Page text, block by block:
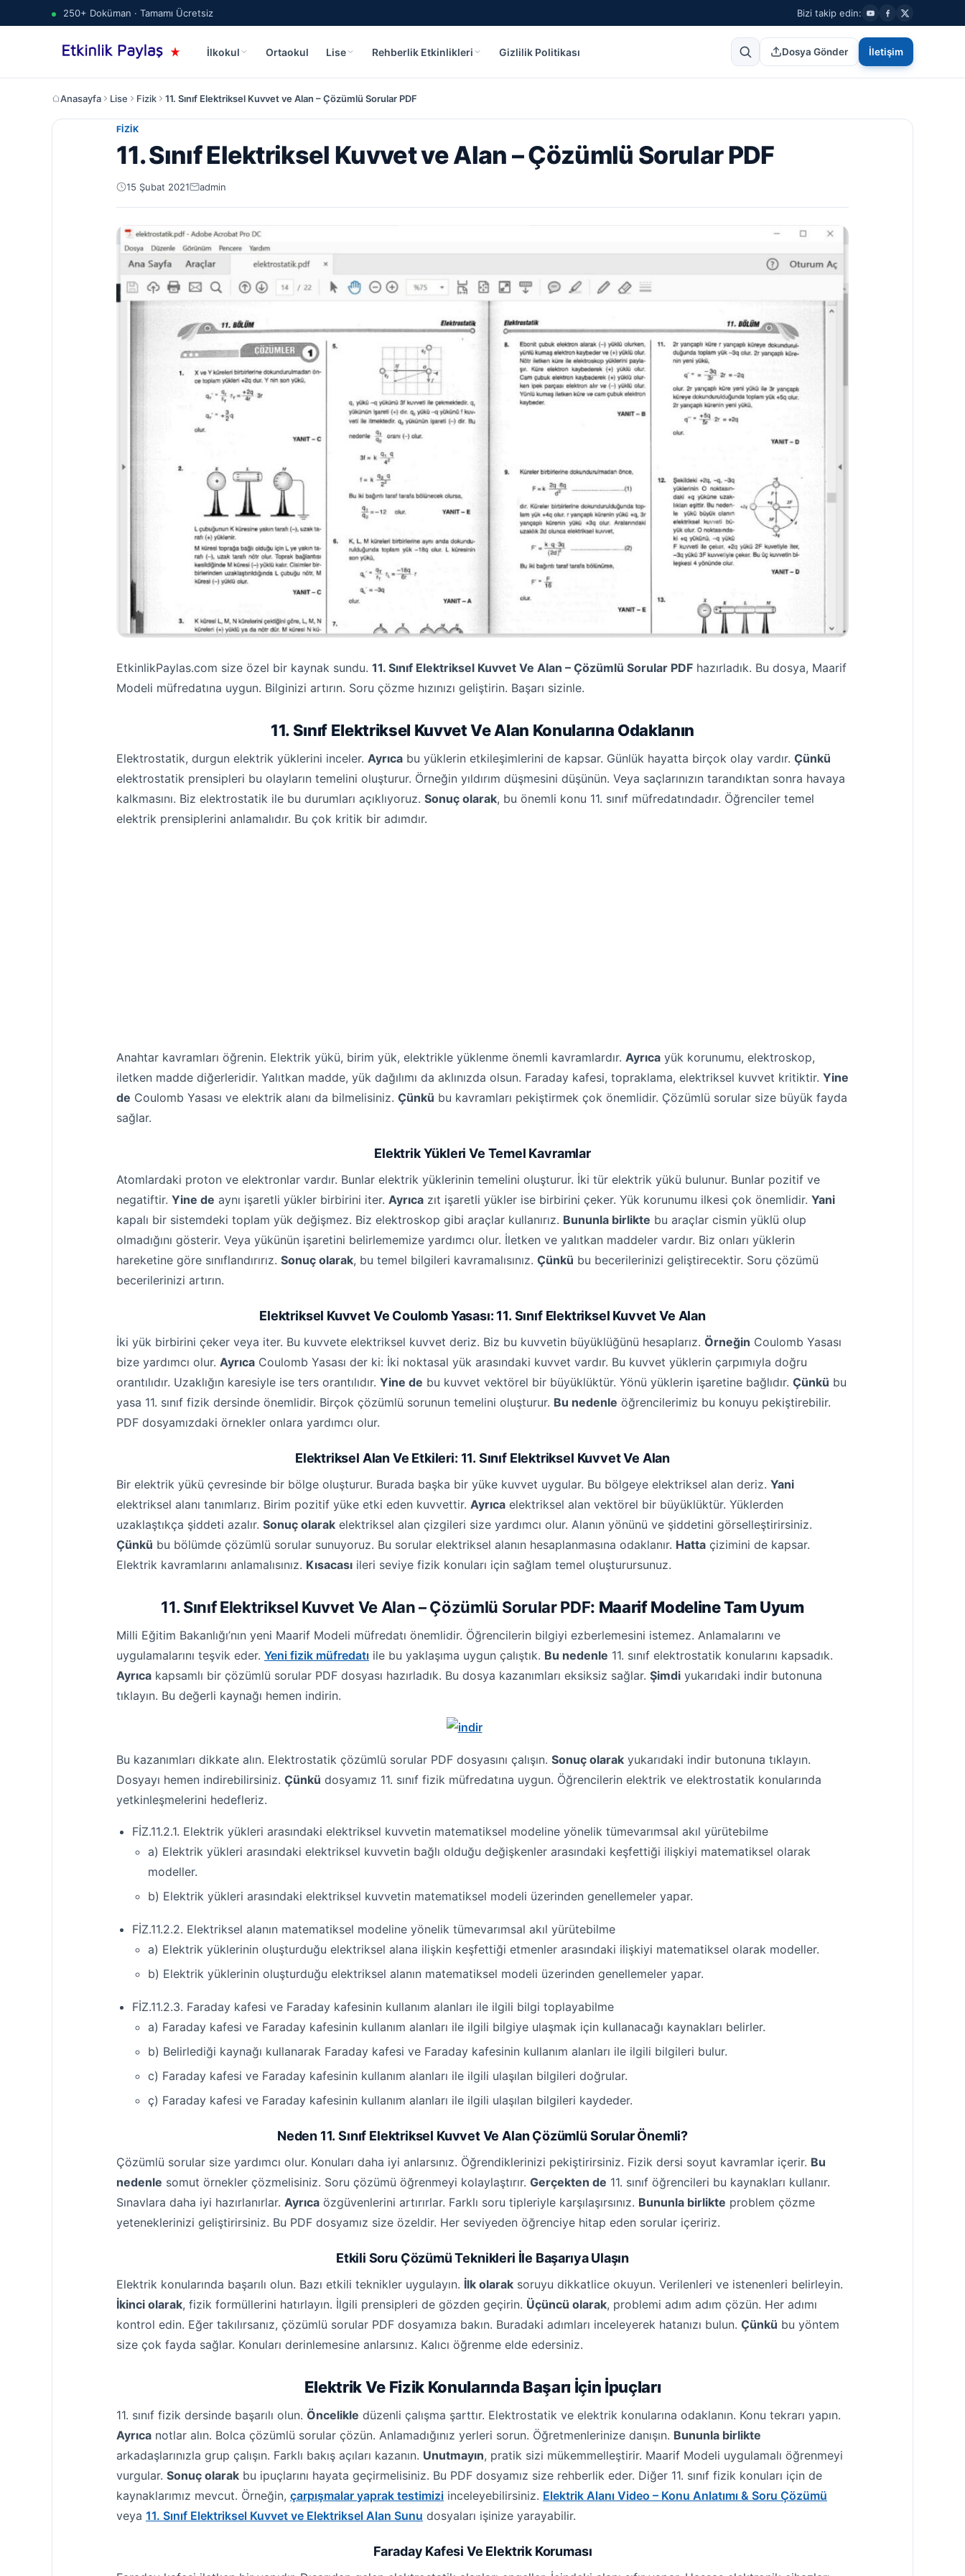
250+ Doküman · Tamamı Ücretsiz Bizi takip edin:
İlkokul Ortaokul Lise Rehberlik Etkinlikleri Gizlilik Politikası Dosya Gönder İletişim
Anasayfa Lise Fizik 11. Sınıf Elektriksel Kuvvet ve Alan – Çözümlü Sorular PDF
FIZIK
11. Sınıf Elektriksel Kuvvet ve Alan – Çözümlü Sorular PDF
15 Şubat 2021 admin
EtkinlikPaylas.com size özel bir kaynak sundu. 11. Sınıf Elektriksel Kuvvet Ve Alan – Çözümlü Sorular PDF hazırladık. Bu dosya, Maarif
Modeli müfredatına uygun. Bilginizi artırın. Soru çözme hızınızı geliştirin. Başarı sizinle.
11. Sınıf Elektriksel Kuvvet Ve Alan Konularına Odaklanın
Elektrostatik, durgun elektrik yüklerini inceler. Ayrıca bu yüklerin etkileşimlerini de kapsar. Günlük hayatta birçok olay vardır. Çünkü
elektrostatik prensipleri bu olayların temelini oluşturur. Örneğin yıldırım düşmesini düşünün. Veya saçlarınızın tarandıktan sonra havaya
kalkmasını. Biz elektrostatik ile bu durumları açıklıyoruz. Sonuç olarak, bu önemli konu 11. sınıf müfredatındadır. Öğrenciler temel
elektrik prensiplerini anlamalıdır. Bu çok kritik bir adımdır.
Anahtar kavramları öğrenin. Elektrik yükü, birim yük, elektrikle yüklenme önemli kavramlardır. Ayrıca yük korunumu, elektroskop,
iletken madde diğerleridir. Yalıtkan madde, yük dağılımı da aklınızda olsun. Faraday kafesi, topraklama, elektriksel kuvvet kritiktir. Yine
de Coulomb Yasası ve elektrik alanı da bilmelisiniz. Çünkü bu kavramları pekiştirmek çok önemlidir. Çözümlü sorular size büyük fayda
sağlar.
Elektrik Yükleri Ve Temel Kavramlar
Atomlardaki proton ve elektronlar vardır. Bunlar elektrik yüklerinin temelini oluşturur. İki tür elektrik yükü bulunur. Bunlar pozitif ve
negatiftir. Yine de aynı işaretli yükler birbirini iter. Ayrıca zıt işaretli yükler ise birbirini çeker. Yük korunumu ilkesi çok önemlidir. Yani
kapalı bir sistemdeki toplam yük değişmez. Biz elektroskop gibi araçlar kullanırız. Bununla birlikte bu araçlar cismin yüklü olup
olmadığını gösterir. Veya yükünün işaretini belirlememize yardımcı olur. İletken ve yalıtkan maddeler vardır. Biz onları yüklerin
hareketine göre sınıflandırırız. Sonuç olarak, bu temel bilgileri kavramalısınız. Çünkü bu becerilerinizi geliştirecektir. Soru çözümü
becerilerinizi artırın.
Elektriksel Kuvvet Ve Coulomb Yasası: 11. Sınıf Elektriksel Kuvvet Ve Alan
İki yük birbirini çeker veya iter. Bu kuvvete elektriksel kuvvet deriz. Biz bu kuvvetin büyüklüğünü hesaplarız. Örneğin Coulomb Yasası
bize yardımcı olur. Ayrıca Coulomb Yasası der ki: İki noktasal yük arasındaki kuvvet vardır. Bu kuvvet yüklerin çarpımıyla doğru
orantılıdır. Uzaklığın karesiyle ise ters orantılıdır. Yine de bu kuvvet vektörel bir büyüklüktür. Yönü yüklerin işaretine bağlıdır. Çünkü bu
yasa 11. sınıf fizik dersinde önemlidir. Birçok çözümlü sorunun temelini oluşturur. Bu nedenle öğrencilerimiz bu konuyu pekiştirebilir.
PDF dosyamızdaki örnekler onlara yardımcı olur.
Elektriksel Alan Ve Etkileri: 11. Sınıf Elektriksel Kuvvet Ve Alan
Bir elektrik yükü çevresinde bir bölge oluşturur. Burada başka bir yüke kuvvet uygular. Bu bölgeye elektriksel alan deriz. Yani
elektriksel alanı tanımlarız. Birim pozitif yüke etki eden kuvvettir. Ayrıca elektriksel alan vektörel bir büyüklüktür. Yüklerden
uzaklaştıkça şiddeti azalır. Sonuç olarak elektriksel alan çizgileri size yardımcı olur. Alanın yönünü ve şiddetini görselleştirirsiniz.
Çünkü bu bölümde çözümlü sorular sunuyoruz. Bu sorular elektriksel alanın hesaplanmasına odaklanır. Hatta çizimini de kapsar.
Elektrik kavramlarını anlamalısınız. Kısacası ileri seviye fizik konuları için sağlam temel oluşturursunuz.
11. Sınıf Elektriksel Kuvvet Ve Alan – Çözümlü Sorular PDF: Maarif Modeline Tam Uyum
Milli Eğitim Bakanlığı’nın yeni Maarif Modeli müfredatı önemlidir. Öğrencilerin bilgiyi ezberlemesini istemez. Anlamalarını ve
uygulamalarını teşvik eder. Yeni fizik müfredatı ile bu yaklaşıma uygun çalıştık. Bu nedenle 11. sınıf elektrostatik konularını kapsadık.
Ayrıca kapsamlı bir çözümlü sorular PDF dosyası hazırladık. Bu dosya kazanımları eksiksiz sağlar. Şimdi yukarıdaki indir butonuna
tıklayın. Bu değerli kaynağı hemen indirin.
Bu kazanımları dikkate alın. Elektrostatik çözümlü sorular PDF dosyasını çalışın. Sonuç olarak yukarıdaki indir butonuna tıklayın.
Dosyayı hemen indirebilirsiniz. Çünkü dosyamız 11. sınıf fizik müfredatına uygun. Öğrencilerin elektrik ve elektrostatik konularında
yetkinleşmelerini hedefleriz.
FİZ.11.2.1. Elektrik yükleri arasındaki elektriksel kuvvetin matematiksel modeline yönelik tümevarımsal akıl yürütebilme
a) Elektrik yükleri arasındaki elektriksel kuvvetin bağlı olduğu değişkenler arasındaki keşfettiği ilişkiyi matematiksel olarak
modeller.
b) Elektrik yükleri arasındaki elektriksel kuvvetin matematiksel modeli üzerinden genellemeler yapar.
FİZ.11.2.2. Elektriksel alanın matematiksel modeline yönelik tümevarımsal akıl yürütebilme
a) Elektrik yüklerinin oluşturduğu elektriksel alana ilişkin keşfettiği etmenler arasındaki ilişkiyi matematiksel olarak modeller.
b) Elektrik yüklerinin oluşturduğu elektriksel alanın matematiksel modeli üzerinden genellemeler yapar.
FİZ.11.2.3. Faraday kafesi ve Faraday kafesinin kullanım alanları ile ilgili bilgi toplayabilme
a) Faraday kafesi ve Faraday kafesinin kullanım alanları ile ilgili bilgiye ulaşmak için kullanacağı kaynakları belirler.
b) Belirlediği kaynağı kullanarak Faraday kafesi ve Faraday kafesinin kullanım alanları ile ilgili bilgileri bulur.
c) Faraday kafesi ve Faraday kafesinin kullanım alanları ile ilgili ulaşılan bilgileri doğrular.
ç) Faraday kafesi ve Faraday kafesinin kullanım alanları ile ilgili ulaşılan bilgileri kaydeder.
Neden 11. Sınıf Elektriksel Kuvvet Ve Alan Çözümlü Sorular Önemli?
Çözümlü sorular size yardımcı olur. Konuları daha iyi anlarsınız. Öğrendiklerinizi pekiştirirsiniz. Fizik dersi soyut kavramlar içerir. Bu
nedenle somut örnekler çözmelisiniz. Soru çözümü öğrenmeyi kolaylaştırır. Gerçekten de 11. sınıf öğrencileri bu kaynakları kullanır.
Sınavlara daha iyi hazırlanırlar. Ayrıca özgüvenlerini artırırlar. Farklı soru tipleriyle karşılaşırsınız. Bununla birlikte problem çözme
yeteneklerinizi geliştirirsiniz. Bu PDF dosyamız size özeldir. Her seviyeden öğrenciye hitap eden sorular içeririz.
Etkili Soru Çözümü Teknikleri İle Başarıya Ulaşın
Elektrik konularında başarılı olun. Bazı etkili teknikler uygulayın. İlk olarak soruyu dikkatlice okuyun. Verilenleri ve istenenleri belirleyin.
İkinci olarak, fizik formüllerini hatırlayın. İlgili prensipleri de gözden geçirin. Üçüncü olarak, problemi adım adım çözün. Her adımı
kontrol edin. Eğer takılırsanız, çözümlü sorular PDF dosyamıza bakın. Buradaki adımları inceleyerek hatanızı bulun. Çünkü bu yöntem
size çok fayda sağlar. Konuları derinlemesine anlarsınız. Kalıcı öğrenme elde edersiniz.
Elektrik Ve Fizik Konularında Başarı İçin İpuçları
11. sınıf fizik dersinde başarılı olun. Öncelikle düzenli çalışma şarttır. Elektrostatik ve elektrik konularına odaklanın. Konu tekrarı yapın.
Ayrıca notlar alın. Bolca çözümlü sorular çözün. Anlamadığınız yerleri sorun. Öğretmenlerinize danışın. Bununla birlikte
arkadaşlarınızla grup çalışın. Farklı bakış açıları kazanın. Unutmayın, pratik sizi mükemmelleştirir. Maarif Modeli uygulamalı öğrenmeyi
vurgular. Sonuç olarak bu ipuçlarını hayata geçirmelisiniz. Bu PDF dosyamız size rehberlik eder. Diğer 11. sınıf fizik konuları için de
kaynaklarımız mevcut. Örneğin, çarpışmalar yaprak testimizi inceleyebilirsiniz. Elektrik Alanı Video – Konu Anlatımı & Soru Çözümü
veya 11. Sınıf Elektriksel Kuvvet ve Elektriksel Alan Sunu dosyaları işinize yarayabilir.
Faraday Kafesi Ve Elektrik Koruması